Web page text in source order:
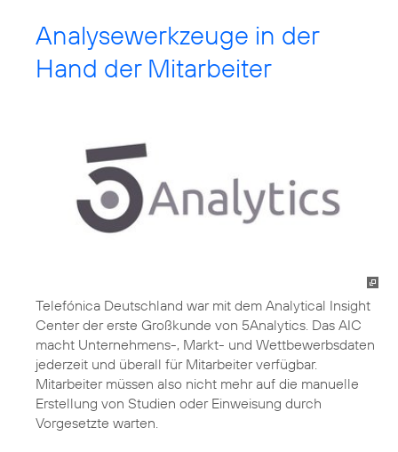
Analysewerkzeuge in der
Hand der Mitarbeiter
Telefónica Deutschland war mit dem Analytical Insight
Center der erste Großkunde von 5Analytics. Das AIC
macht Unternehmens-, Markt- und Wettbewerbsdaten
jederzeit und überall für Mitarbeiter verfügbar.
Mitarbeiter müssen also nicht mehr auf die manuelle
Erstellung von Studien oder Einweisung durch
Vorgesetzte warten.